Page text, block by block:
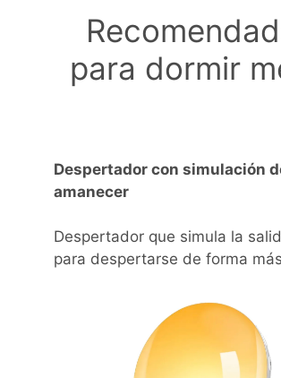
para dormir
Despertador con simulación
amanecer
Despertador que simula la
para despertarse de forma